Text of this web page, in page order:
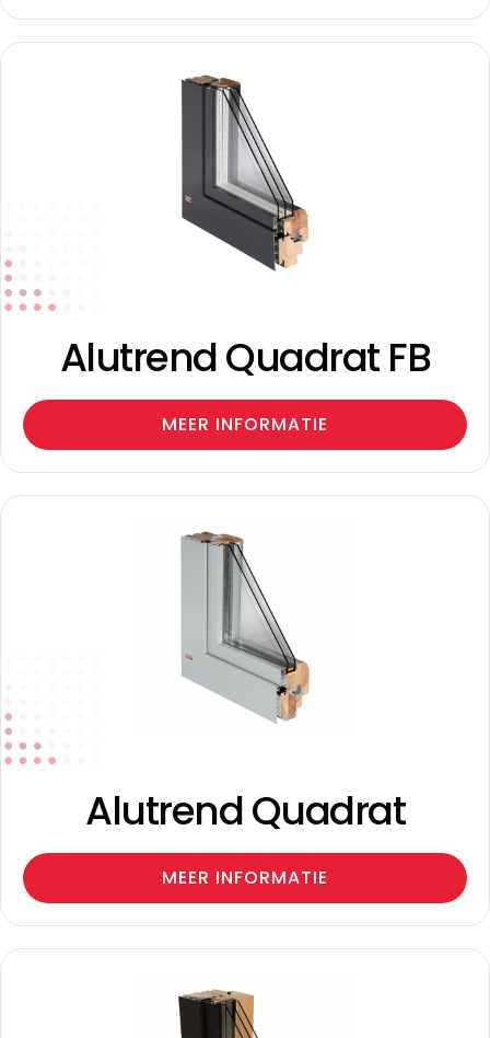
Alutrend Quadrat FB
MEER INFORMATIE
Alutrend Quadrat
MEER INFORMATIE